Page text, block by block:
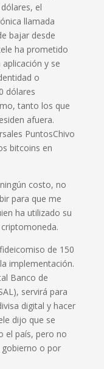
el
llamada
bajar desde
ha prometido
y se
o
dólares
tanto los que
afuera.
PuntosChivo
bitcoins en
costo, no
para que me
ha utilizado su
de 150
implementación.
Banco de
servirá para
digital y hacer
dijo que se
el país, pero no
o por